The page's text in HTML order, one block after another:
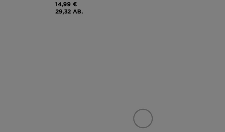
14,99 €
29,32 ЛВ.